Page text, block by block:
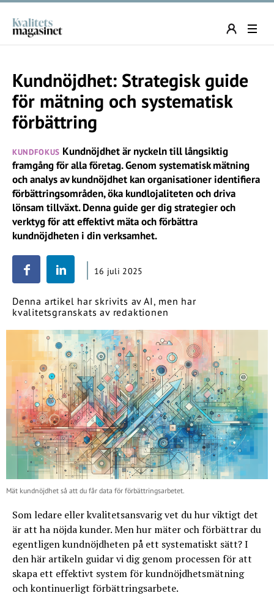
Kundnöjdhet: Strategisk guide
för mätning och systematisk
förbättring
KUNDFOKUS Kundnöjdhet är nyckeln till långsiktig
framgång för alla företag. Genom systematisk mätning
och analys av kundnöjdhet kan organisationer identifiera
förbättringsområden, öka kundlojaliteten och driva
lönsam tillväxt. Denna guide ger dig strategier och
verktyg för att effektivt mäta och förbättra
kundnöjdheten i din verksamhet.
16 juli 2025
Denna artikel har skrivits av AI, men har
kvalitetsgranskats av redaktionen
Mät kundnöjdhet så att du får data för förbättringsarbetet.
Som ledare eller kvalitetsansvarig vet du hur viktigt det
är att ha nöjda kunder. Men hur mäter och förbättrar du
egentligen kundnöjdheten på ett systematiskt sätt? I
den här artikeln guidar vi dig genom processen för att
skapa ett effektivt system för kundnöjdhetsmätning
och kontinuerligt förbättringsarbete.